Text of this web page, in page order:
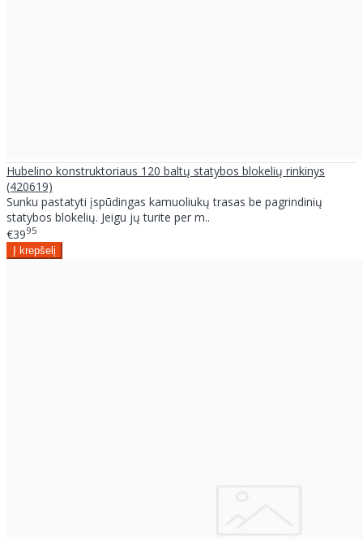
Hubelino konstruktoriaus 120 baltų statybos blokelių rinkinys
(420619)
Sunku pastatyti įspūdingas kamuoliukų trasas be pagrindinių
statybos blokelių. Jeigu jų turite per m..
€3995